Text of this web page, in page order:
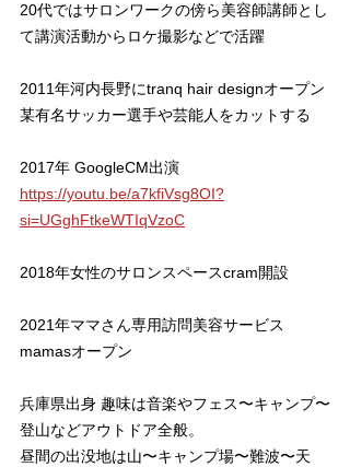
20代ではサロンワークの傍ら美容師講師とし
て講演活動からロケ撮影などで活躍
2011年河内長野にtranq hair designオープン
某有名サッカー選手や芸能人をカットする
2017年 GoogleCM出演
https://youtu.be/a7kfiVsg8OI?
si=UGghFtkeWTIqVzoC
2018年女性のサロンスペースcram開設
2021年ママさん専用訪問美容サービス
mamasオープン
兵庫県出身 趣味は音楽やフェス〜キャンプ〜
登山などアウトドア全般。
昼間の出没地は山〜キャンプ場〜難波〜天